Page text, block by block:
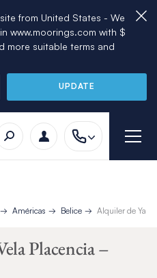
from United States - We
www.moorings.com with $
more suitable terms and
UPDATE
Américas Belice Alquiler de
Placencia –